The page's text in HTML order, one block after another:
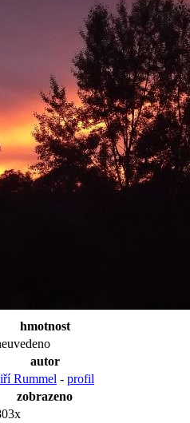
hmotnost
autor
Rummel - profil
zobrazeno